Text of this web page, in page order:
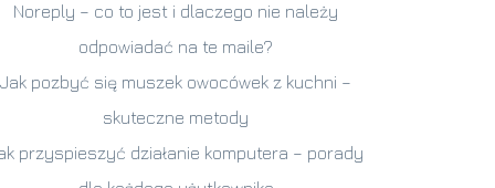
Noreply – co to jest i dlaczego nie należy
odpowiadać na te maile?
Jak pozbyć się muszek owocówek z kuchni –
skuteczne metody
przyspieszyć działanie komputera – porady